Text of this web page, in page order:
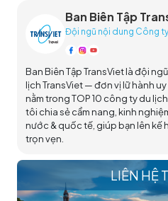
Ban Biên Tập
Đội ngũ nội dung Công
Ban Biên Tập TransViet là đội
lịch TransViet — đơn vị lữ hành
nằm trong TOP 10 công ty du
tôi chia sẻ cẩm nang, kinh
nước & quốc tế, giúp bạn lên kế
trọn vẹn.
LIÊN HỆ